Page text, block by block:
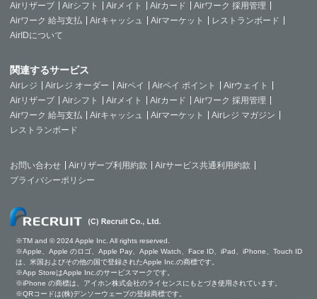
Airリザーブ
Airシフト Airメイト Airカード
Airワーク 採用管理
Airワーク 給与支払
Airキャッシュ Airマーケット
レストランボード
AirIDについて
関連するサービス
Airレジ Airレジ オーダー Airペイ Airペイ ポイント
Airウェイト
Airリザーブ
Airシフト Airメイト Airカード
Airワーク 採用管理
Airワーク 給与支払
Airキャッシュ Airマーケット
Airレジ マガジン
レストランボード
お問い合わせ Airリザーブ利用約款
Airサービス共通利用約款
プライバシーポリシー
※TM and © 2024 Apple Inc. All rights reserved.
※Apple、Apple のロゴ、Apple Pay、Apple Watch、Face ID、iPad、iPhone、Touch ID
は、米国およびその他の国で登録されたApple Inc.の商標です。
※App StoreはApple Inc.のサービスマークです。
※iPhone の商標は、アイホン株式会社のライセンスにもとづき使用されています。
※QRコードは(株)デンソーウェーブの登録商標です。